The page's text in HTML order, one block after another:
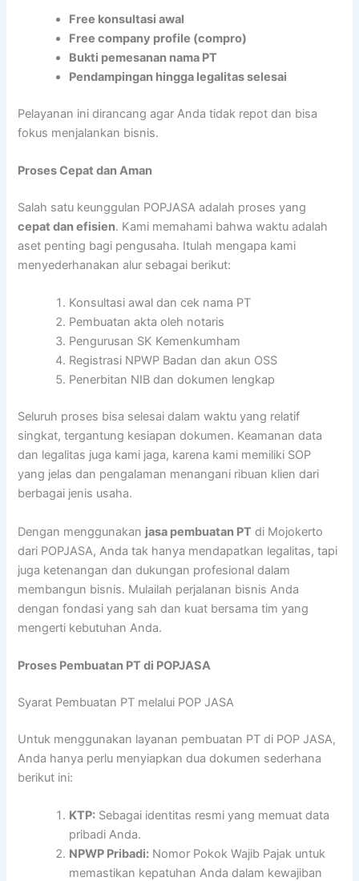
Free konsultasi awal
Free company profile (compro)
Bukti pemesanan nama PT
Pendampingan hingga legalitas selesai
Pelayanan ini dirancang agar Anda tidak repot dan bisa
fokus menjalankan bisnis.
Proses Cepat dan Aman
Salah satu keunggulan POPJASA adalah proses yang
cepat dan efisien. Kami memahami bahwa waktu adalah
aset penting bagi pengusaha. Itulah mengapa kami
menyederhanakan alur sebagai berikut:
Konsultasi awal dan cek nama PT
Pembuatan akta oleh notaris
Pengurusan SK Kemenkumham
Registrasi NPWP Badan dan akun OSS
Penerbitan NIB dan dokumen lengkap
Seluruh proses bisa selesai dalam waktu yang relatif
singkat, tergantung kesiapan dokumen. Keamanan data
dan legalitas juga kami jaga, karena kami memiliki SOP
yang jelas dan pengalaman menangani ribuan klien dari
berbagai jenis usaha.
Dengan menggunakan jasa pembuatan PT di Mojokerto
dari POPJASA, Anda tak hanya mendapatkan legalitas, tapi
juga ketenangan dan dukungan profesional dalam
membangun bisnis. Mulailah perjalanan bisnis Anda
dengan fondasi yang sah dan kuat bersama tim yang
mengerti kebutuhan Anda.
Proses Pembuatan PT di POPJASA
Syarat Pembuatan PT melalui POP JASA
Untuk menggunakan layanan pembuatan PT di POP JASA,
Anda hanya perlu menyiapkan dua dokumen sederhana
berikut ini:
KTP: Sebagai identitas resmi yang memuat data
pribadi Anda.
NPWP Pribadi: Nomor Pokok Wajib Pajak untuk
memastikan kepatuhan Anda dalam kewajiban